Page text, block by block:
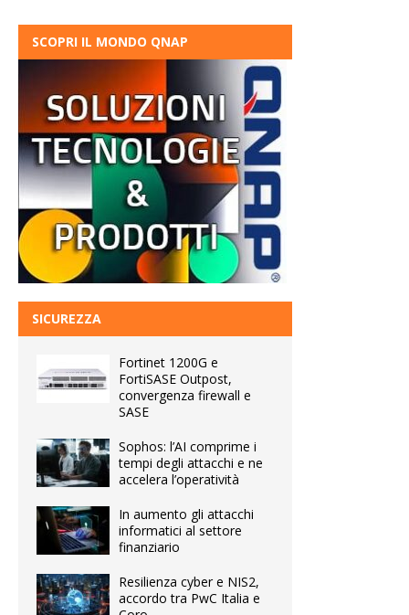
SCOPRI IL MONDO QNAP
SICUREZZA
Fortinet 1200G e
FortiSASE Outpost,
convergenza firewall e
SASE
Sophos: l’AI comprime i
tempi degli attacchi e ne
accelera l’operatività
In aumento gli attacchi
informatici al settore
finanziario
Resilienza cyber e NIS2,
accordo tra PwC Italia e